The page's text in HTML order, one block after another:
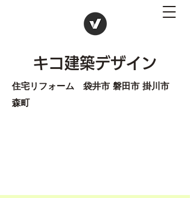
キコ建築デザイン
住宅リフォーム 袋井市 磐田市 掛川市
森町